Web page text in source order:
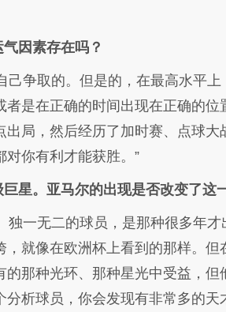
因素存在吗？
己争取的。但是的，在最高水平
者是在正确的时间出现在正确的位
出局，然后经历了加时赛、点球
你有利才能获胜。”
星。亚马尔的出现是否改变了这
独一无二的球员，是那种很多年
，就像在欧洲杯上看到的那样。
的那种光环、那种星光中受益，
分析球员，你会发现有非常多的